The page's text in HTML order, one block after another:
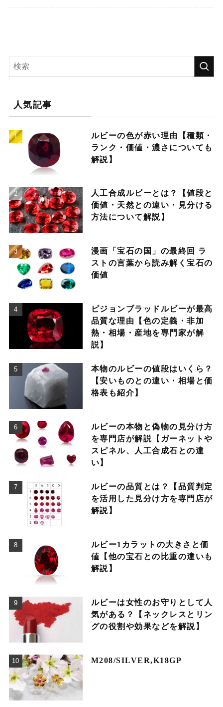
人気記事
ルビーの色が赤い理由【種類・
ランク・価値・濃さについても
解説】
人工合成ルビーとは？【値段と
価値・天然との違い・見分ける
方法について解説】
漫画「宝石の国」の最終回 ラ
ストの言葉から読み解く宝石の
価値
ピジョンブラッドルビーが最高
品質な理由【色の定義・非加
熱・相場・産地を専門家が解
説】
本物のルビーの値段はいくら？
【安いものとの違い・相場と価
格表も紹介】
ルビーの本物と偽物の見分け方
を専門店が解説【ガーネットや
スピネル、人工合成石との違
い】
ルビーの品質とは？【品質判定
を活用した見分け方を専門店が
解説】
ルビー1カラットの大きさと価
値【他の宝石との比重の違いも
解説】
ルビーは女性のお守りとして人
気がある？【ネックレスとリン
グの役割や効果などを解説】
M208/SILVER,K18GP